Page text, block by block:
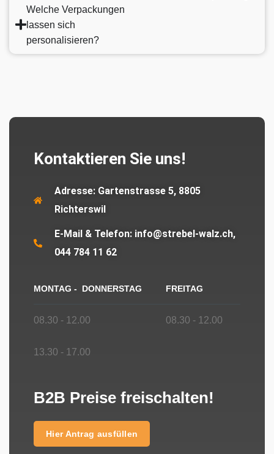
Welche Verpackungen
lassen sich
personalisieren?
Kontaktieren Sie uns!
Adresse: Gartenstrasse 5, 8805
Richterswil
E-Mail & Telefon: info@strebel-walz.ch,
044 784 11 62
MONTAG - DONNERSTAG FREITAG
08.30 - 12.00 08.30 - 12.00
13.30 - 17.00
B2B Preise freischalten!
Hier Antrag ausfüllen